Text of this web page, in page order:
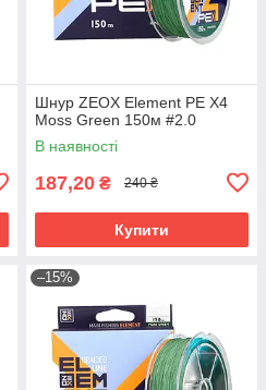
Шнур ZEOX Element PE X4
Moss Green 150м #2.0
В наявності
187,20 ₴ 240 ₴
Купити
–15%